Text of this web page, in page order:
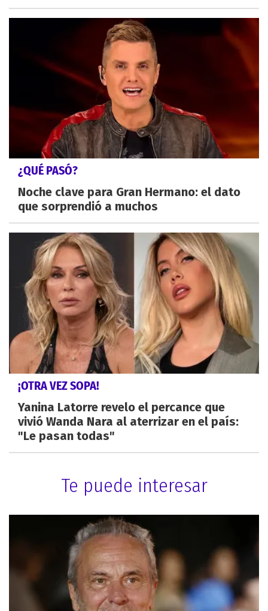
¿QUÉ PASÓ?
Noche clave para Gran Hermano: el dato
que sorprendió a muchos
¡OTRA VEZ SOPA!
Yanina Latorre revelo el percance que
vivió Wanda Nara al aterrizar en el país:
"Le pasan todas"
Te puede interesar